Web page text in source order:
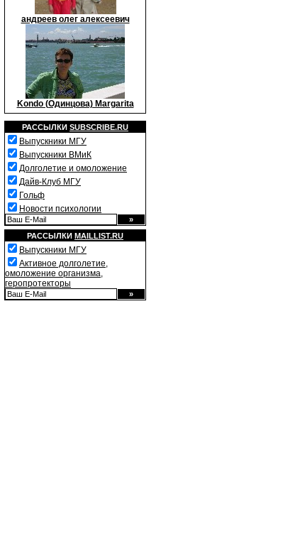
андреев олег алексеевич
Kondo (Одинцова) Margarita
РАССЫЛКИ SUBSCRIBE.RU
Выпускники МГУ
Выпускники ВМиК
Долголетие и омоложение
Дайв-Клуб МГУ
Гольф
Новости психологии
РАССЫЛКИ MAILLIST.RU
Выпускники МГУ
Активное долголетие,
омоложение организма,
геропротекторы